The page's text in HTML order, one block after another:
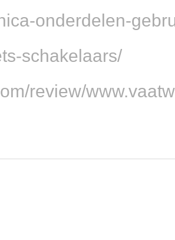
onderdelen-
schakelaars/
review/